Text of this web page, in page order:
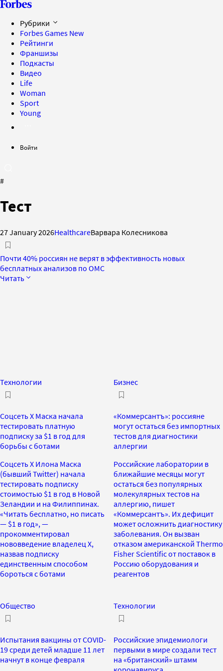
Рубрики
Forbes Games New
Рейтинги
Франшизы
Подкасты
Видео
Life
Woman
Sport
Young
Войти
#
Тест
27 January 2026HealthcareВарвара Колесникова
Почти 40% россиян не верят в эффективность новых
бесплатных анализов по ОМС
Читать
Технологии
Соцсеть X Маска начала
тестировать платную
подписку за $1 в год для
борьбы с ботами
Соцсеть X Илона Маска
(бывший Twitter) начала
тестировать подписку
стоимостью $1 в год в Новой
Зеландии и на Филиппинах.
«Читать бесплатно, но писать
— $1 в год», —
прокомментировал
нововведение владелец Х,
назвав подписку
единственным способом
бороться с ботами
Бизнес
«Коммерсантъ»: россияне
могут остаться без импортных
тестов для диагностики
аллергии
Российские лаборатории в
ближайшие месяцы могут
остаться без популярных
молекулярных тестов на
аллергию, пишет
«Коммерсантъ». Их дефицит
может осложнить диагностику
заболевания. Он вызван
отказом американской Thermo
Fisher Scientific от поставок в
Россию оборудования и
реагентов
Общество
Испытания вакцины от COVID-
19 среди детей младше 11 лет
начнут в конце февраля
Технологии
Российские эпидемиологи
первыми в мире создали тест
на «британский» штамм